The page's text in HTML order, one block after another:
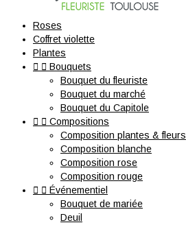
Roses
Coffret violette
Plantes
  Bouquets
Bouquet du fleuriste
Bouquet du marché
Bouquet du Capitole
  Compositions
Composition plantes & fleurs
Composition blanche
Composition rose
Composition rouge
  Événementiel
Bouquet de mariée
Deuil